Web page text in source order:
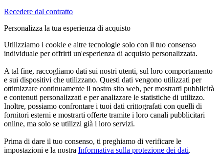
Recedere dal contratto
Personalizza la tua esperienza di acquisto
Utilizziamo i cookie e altre tecnologie solo con il tuo consenso
individuale per offrirti un'esperienza di acquisto personalizzata.
A tal fine, raccogliamo dati sui nostri utenti, sul loro comportamento
e sui dispositivi che utilizzano. Questi dati vengono utilizzati per
ottimizzare continuamente il nostro sito web, per mostrarti pubblicità
e contenuti personalizzati e per analizzare le statistiche di utilizzo.
Inoltre, possiamo confrontare i tuoi dati crittografati con quelli di
fornitori esterni e mostrarti offerte tramite i loro canali pubblicitari
online, ma solo se utilizzi già i loro servizi.
Prima di dare il tuo consenso, ti preghiamo di verificare le
impostazioni e la nostra Informativa sulla protezione dei dati.